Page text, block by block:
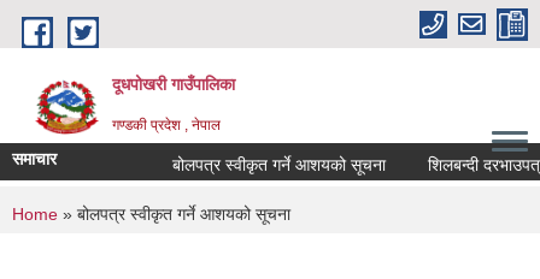
Skip to main content
दूधपोखरी गाउँपालिका
गण्डकी प्रदेश , नेपाल
समाचार बोलपत्र स्वीकृत गर्ने आशयको सूचना शिलबन्दी
You are here
Home » बोलपत्र स्वीकृत गर्ने आशयको सूचना